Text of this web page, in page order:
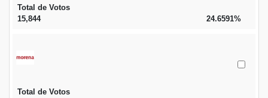
Total de Votos
15,844
24.6591%
Total de Votos